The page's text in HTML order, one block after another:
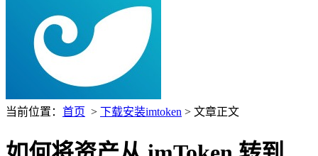
当前位置： 首页 > 下载安装imtoken > 文章正文